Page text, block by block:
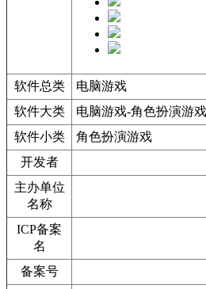
软件总类
电脑游戏
软件大类
电脑游戏-角色扮演游戏
软件小类
角色扮演游戏
开发者
主办单位
名称
ICP备案
名
备案号